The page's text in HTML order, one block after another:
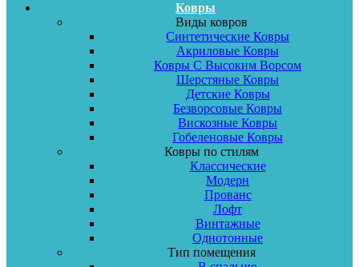
Ковры
Виды ковров
Синтетические Ковры
Акриловые Ковры
Ковры С Высоким Ворсом
Шерстяные Ковры
Детские Ковры
Безворсовые Ковры
Вискозные Ковры
Гобеленовые Ковры
Ковры по стилям
Классические
Модерн
Прованс
Лофт
Винтажные
Однотонные
Тип помещения